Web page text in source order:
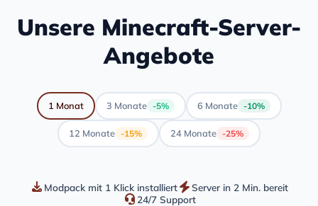
Unsere Minecraft-Server-
Angebote
1 Monat 3 Monate -5% 6 Monate -10%
12 Monate -15% 24 Monate -25%
Modpack mit 1 Klick installiert
Server in 2 Min. bereit
24/7 Support